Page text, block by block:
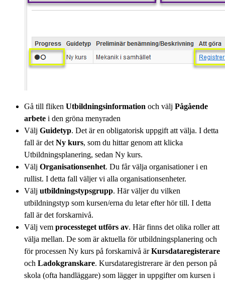
Gå till fliken Utbildningsinformation och välj Pågående
arbete i den gröna menyraden
Välj Guidetyp. Det är en obligatorisk uppgift att välja. I detta
fall är det Ny kurs, som du hittar genom att klicka
Utbildningsplanering, sedan Ny kurs.
Välj Organisationsenhet. Du får välja organisationer i en
rullist. I detta fall väljer vi alla organisationsenheter.
Välj utbildningstypsgrupp. Här väljer du vilken
utbildningstyp som kursen/erna du letar efter hör till. I detta
fall är det forskarnivå.
Välj vem processteget utförs av. Här finns det olika roller att
välja mellan. De som är aktuella för utbildningsplanering och
för processen Ny kurs på forskarnivå ärKursdataregisterare
och Ladokgranskare. Kursdataregistrerare är den person på
skola (ofta handläggare) som lägger in uppgifter om kursen i